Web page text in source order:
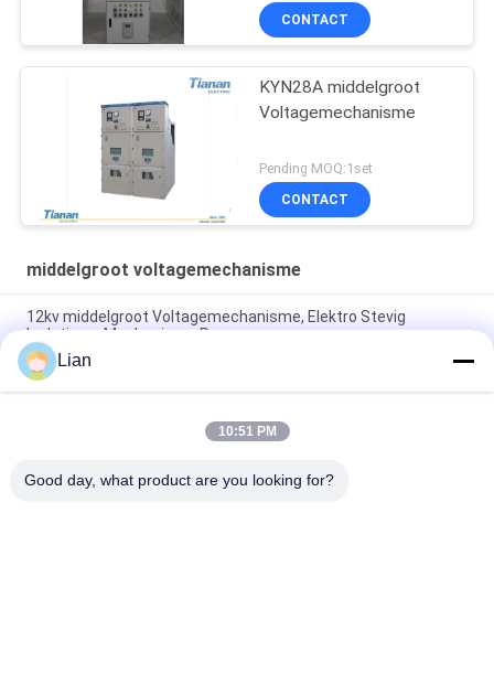
CONTACT
KYN28A middelgroot
Voltagemechanisme
Pending MOQ:1set
CONTACT
middelgroot voltagemechanisme
12kv middelgroot Voltagemechanisme, Elektro Stevig
Isolatiemv Mechanisme Rmu
Beklede de Rings Hoofdeenheden van Sf6rmu Mv GIS en
Compact Ac van Mechanismesystemen Metaal -
Sf6 belt het Gas Geïsoleerde Mechanisme, Hoofdeenheid 12
Lian
10:51 PM
Good day, what product are you looking for?